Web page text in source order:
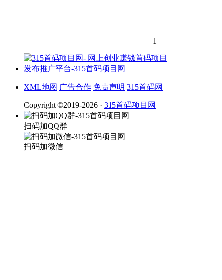
1
XML地图 广告合作 免责声明 315首码网
Copyright ©2019-2026 · 315首码项目网
扫码加QQ群
扫码加微信